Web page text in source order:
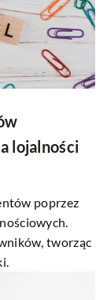
lojalności
poprzez
tworząc